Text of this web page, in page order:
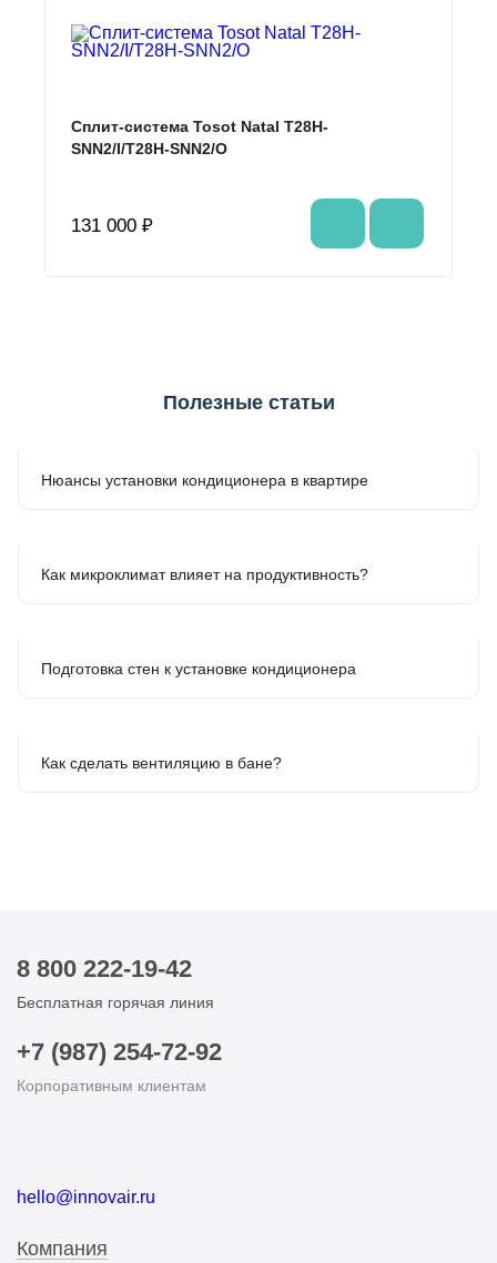
Сплит-система Tosot Natal T28H-
SNN2/I/T28H-SNN2/O
131 000 ₽
Полезные статьи
Нюансы установки кондиционера в квартире
Как микроклимат влияет на продуктивность?
Подготовка стен к установке кондиционера
Как сделать вентиляцию в бане?
8 800 222-19-42
Бесплатная горячая линия
+7 (987) 254-72-92
Корпоративным клиентам
hello@innovair.ru
Компания